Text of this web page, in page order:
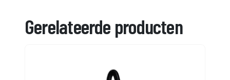
Gerelateerde producten